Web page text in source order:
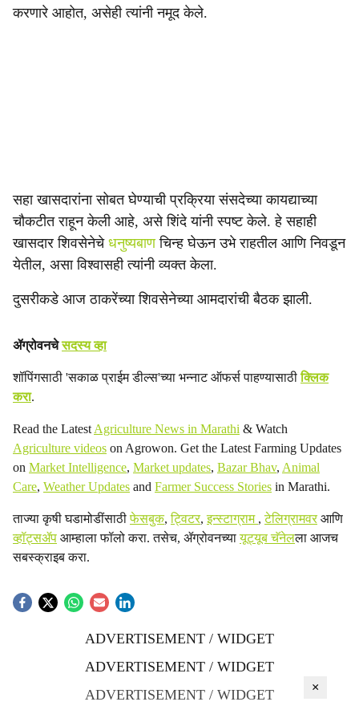
करणारे आहोत, असेही त्यांनी नमूद केले.
सहा खासदारांना सोबत घेण्याची प्रक्रिया संसदेच्या कायद्याच्या
चौकटीत राहून केली आहे, असे शिंदे यांनी स्पष्ट केले. हे सहाही
खासदार शिवसेनेचे धनुष्यबाणचिन्ह घेऊन उभे राहतील आणि निवडून
येतील, असा विश्वासही त्यांनी व्यक्त केला.
दुसरीकडे आज ठाकरेंच्या शिवसेनेच्या आमदारांची बैठक झाली.
ॲग्रोवनचेसदस्य व्हा
शॉपिंगसाठी 'सकाळ प्राईम डील्स'च्या भन्नाट ऑफर्स पाहण्यासाठीक्लिक
करा.
Read the Latest Agriculture News in Marathi & Watch
Agriculture videos on Agrowon. Get the Latest Farming Updates
on Market Intelligence, Market updates, Bazar Bhav, Animal
Care, Weather Updates and Farmer Success Stories in Marathi.
ताज्या कृषी घडामोडींसाठीफेसबुक,ट्विटर,इन्स्टाग्राम ,टेलिग्रामवरआणि
व्हॉट्सॲप आम्हाला फॉलो करा. तसेच, ॲग्रोवनच्यायूट्यूब चॅनेलला आजच
सबस्क्राइब करा.
ADVERTISEMENT / WIDGET
ADVERTISEMENT / WIDGET
ADVERTISEMENT / WIDGET
×